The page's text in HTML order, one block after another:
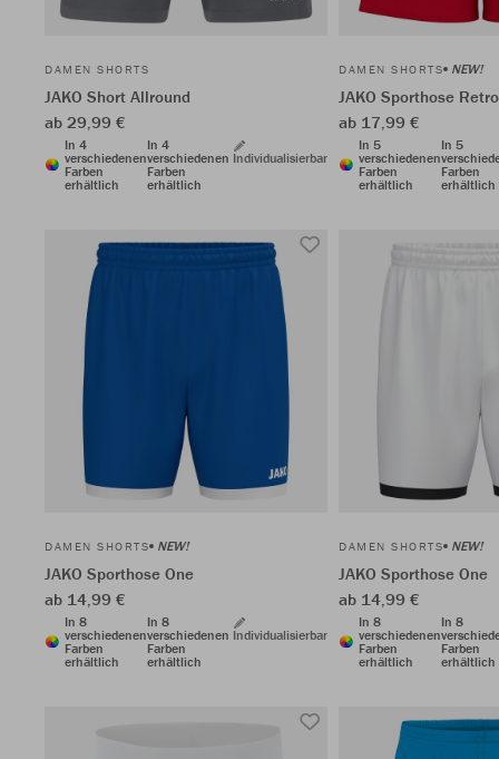
DAMEN SHORTS
JAKO Short Allround
ab 29,99 €
In 4
verschiedenen
Farben
erhältlich
In 4
verschiedenen
Farben
erhältlich
Individualisierbar
DAMEN SHORTS NEW!
JAKO Sporthose Retro
ab 17,99 €
In 5
verschiedenen
Farben
erhältlich
In 5
Farben
erhältlich
DAMEN SHORTS NEW!
JAKO Sporthose One
ab 14,99 €
In 8
verschiedenen
Farben
erhältlich
In 8
verschiedenen
Farben
erhältlich
Individualisierbar
DAMEN SHORTS NEW!
JAKO Sporthose One
ab 14,99 €
In 8
verschiedenen
Farben
erhältlich
In 8
Farben
erhältlich